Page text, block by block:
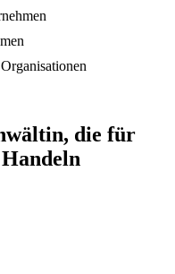
die für